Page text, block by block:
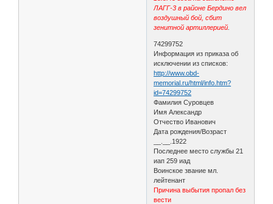
ЛАГГ-3 в районе Бердино вел
воздушный бой, сбит
зенитной артиллерией
74299752
Информация из приказа об
исключении из списков:
http://www.obd-
memorial.ru/html/info.htm?
id=74299752
Фамилия Суровцев
Имя Александр
Отчество Иванович
Дата рождения/Возраст
__.__.1922
Последнее место службы 21
иап 259 иад
Воинское звание мл.
лейтенант
Причина выбытия пропал без
вести